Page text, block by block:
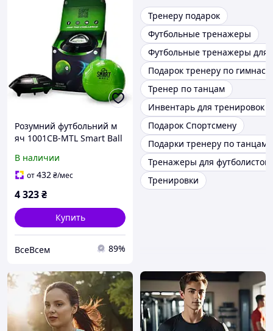
Розумний футбольний м
яч 1001CB-MTL Smart Ball
тренер із футболу в
приміщенні
В наличии
от432₴/мес
4 323₴
Купить
ВсеВсем 89%
Тренеру подарок
Футбольные тренажеры
Футбольные тренажеры для
Подарок тренеру по
Тренер по танцам
Инвентарь для тренировок
Подарок Спортсмену
Подарки тренеру по танцам
Тренажеры для футболистов
Тренировки